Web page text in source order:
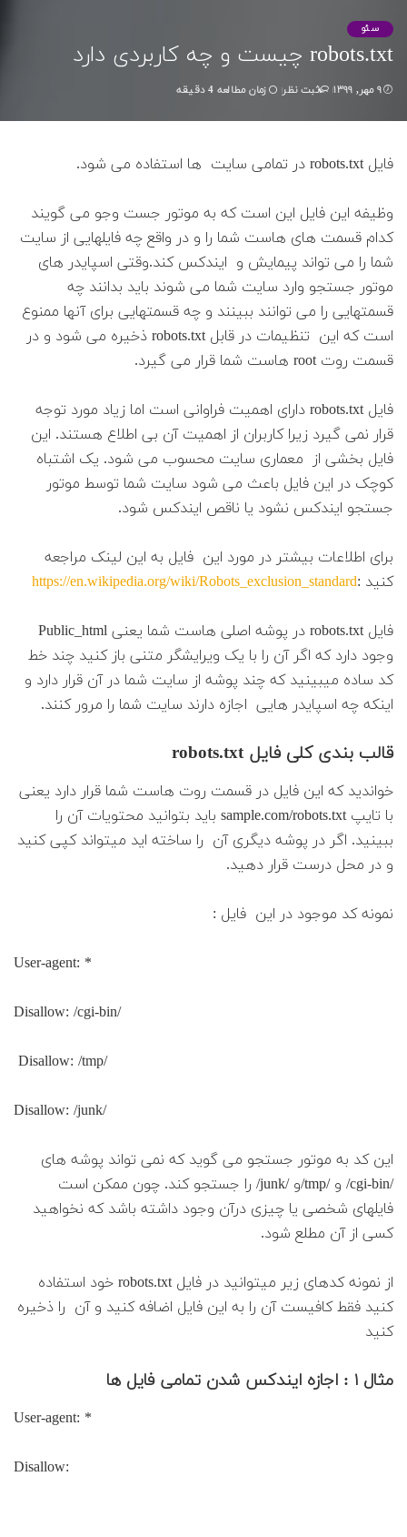
سئو
robots.txt چیست و چه کاربردی دارد
۹ مهر, ۱۳۹۹ ثبت نظر زمان مطالعه 4 دقیقه
فایل robots.txt در تمامی سایت ها استفاده می شود.
وظیفه این فایل این است که به موتور جست وجو می گویند
کدام قسمت های هاست شما را و در واقع چه فایلهایی از سایت
شما را می تواند پیمایش و ایندکس کند.وقتی اسپایدر های
موتور جستجو وارد سایت شما می شوند باید بدانند چه
قسمتهایی را می توانند ببینند و چه قسمتهایی برای آنها ممنوع
است که این تنظیمات در قابل robots.txt ذخیره می شود و در
قسمت روت root هاست شما قرار می گیرد.
فایل robots.txt دارای اهمیت فراوانی است اما زیاد مورد توجه
قرار نمی گیرد زیرا کاربران از اهمیت آن بی اطلاع هستند. این
فایل بخشی از معماری سایت محسوب می شود. یک اشتباه
کوچک در این فایل باعث می شود سایت شما توسط موتور
جستجو ایندکس نشود یا ناقص ایندکس شود.
برای اطلاعات بیشتر در مورد این فایل به این لینک مراجعه
کنید :https://en.wikipedia.org/wiki/Robots_exclusion_standard
فایل robots.txt در پوشه اصلی هاست شما یعنی Public_html
وجود دارد که اگر آن را با یک ویرایشگر متنی باز کنید چند خط
کد ساده میبینید که چند پوشه از سایت شما در آن قرار دارد و
اینکه چه اسپایدر هایی اجازه دارند سایت شما را مرور کنند.
قالب بندی کلی فایل robots.txt
خواندید که این فایل در قسمت روت هاست شما قرار دارد یعنی
با تایپ sample.com/robots.txt باید بتوانید محتویات آن را
ببینید. اگر در پوشه دیگری آن را ساخته اید میتواند کپی کنید
و در محل درست قرار دهید.
نمونه کد موجود در این فایل :
User-agent: *
Disallow: /cgi-bin/
Disallow: /tmp/
Disallow: /junk/
این کد به موتور جستجو می گوید که نمی تواند پوشه های
/cgi-bin/ و /tmp/و /junk/ را جستجو کند. چون ممکن است
فایلهای شخصی یا چیزی درآن وجود داشته باشد که نخواهید
کسی از آن مطلع شود.
از نمونه کدهای زیر میتوانید در فایل robots.txt خود استفاده
کنید فقط کافیست آن را به این فایل اضافه کنید و آن را ذخیره
کنید
مثال ۱ : اجازه ایندکس شدن تمامی فایل ها
User-agent: *
Disallow: